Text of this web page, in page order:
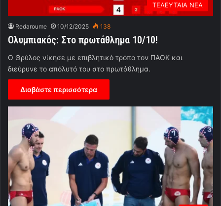
ΤΕΛΕΥΤΑΙΑ ΝΕΑ
Redaroume 10/12/2025 138
Ολυμπιακός: Στο πρωτάθλημα 10/10!
Ο Θρύλος νίκησε με επιβλητικό τρόπο τον ΠΑΟΚ και
διεύρυνε το απόλυτό του στο πρωτάθλημα.
Διαβάστε περισσότερα